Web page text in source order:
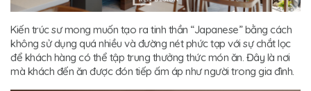
Kiến trúc sư mong muốn tạo ra tinh thần “Japanese” bằng cách
không sử dụng quá nhiều và đường nét phức tạp với sự chắt lọc
để khách hàng có thể tập trung thưởng thức món ăn. Đây là nơi
mà khách đến ăn được đón tiếp ấm áp như người trong gia đình.